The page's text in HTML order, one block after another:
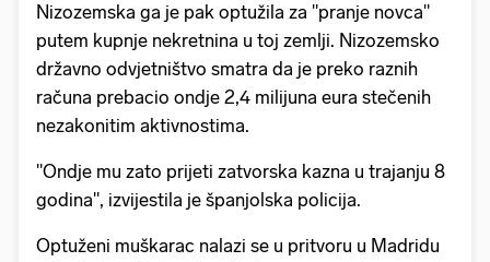
Nizozemska ga je pak optužila za "pranje novca"
putem kupnje nekretnina u toj zemlji. Nizozemsko
državno odvjetništvo smatra da je preko raznih
računa prebacio ondje 2,4 milijuna eura stečenih
nezakonitim aktivnostima.
"Ondje mu zato prijeti zatvorska kazna u trajanju 8
godina", izvijestila je španjolska policija.
Optuženi muškarac nalazi se u pritvoru u Madridu